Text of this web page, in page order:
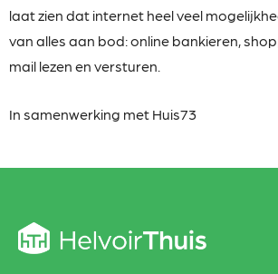
laat zien dat internet heel veel
van alles aan bod: online bankieren,
mail lezen en versturen.
In samenwerking met Huis73